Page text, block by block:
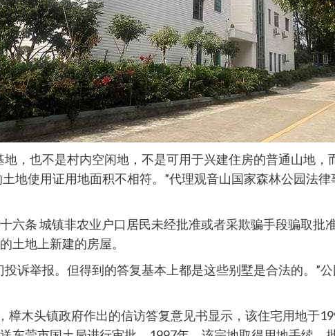
，也不是村内空闲地，不是可用于兴建住房的普通山地
地使用证用地面积不相符。”代理观音山国家森林公园法
六条 城镇非农业户口居民未经批准或者采欺骗手段骗取批
土地上新建的房屋。
诉举报。但得到的答复基本上都是这些别墅是合法的。”
樟木头镇政府作出的信访答复意见书显示，该住宅用地于